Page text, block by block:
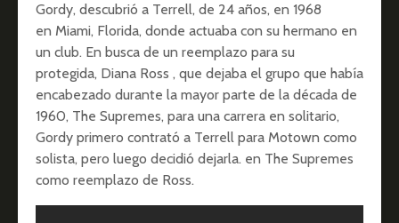
Gordy, descubrió a Terrell, de 24 años, en 1968
en Miami, Florida, donde actuaba con su hermano en
un club. En busca de un reemplazo para su
protegida, Diana Ross , que dejaba el grupo que había
encabezado durante la mayor parte de la década de
1960, The Supremes, para una carrera en solitario,
Gordy primero contrató a Terrell para Motown como
solista, pero luego decidió dejarla. en The Supremes
como reemplazo de Ross.